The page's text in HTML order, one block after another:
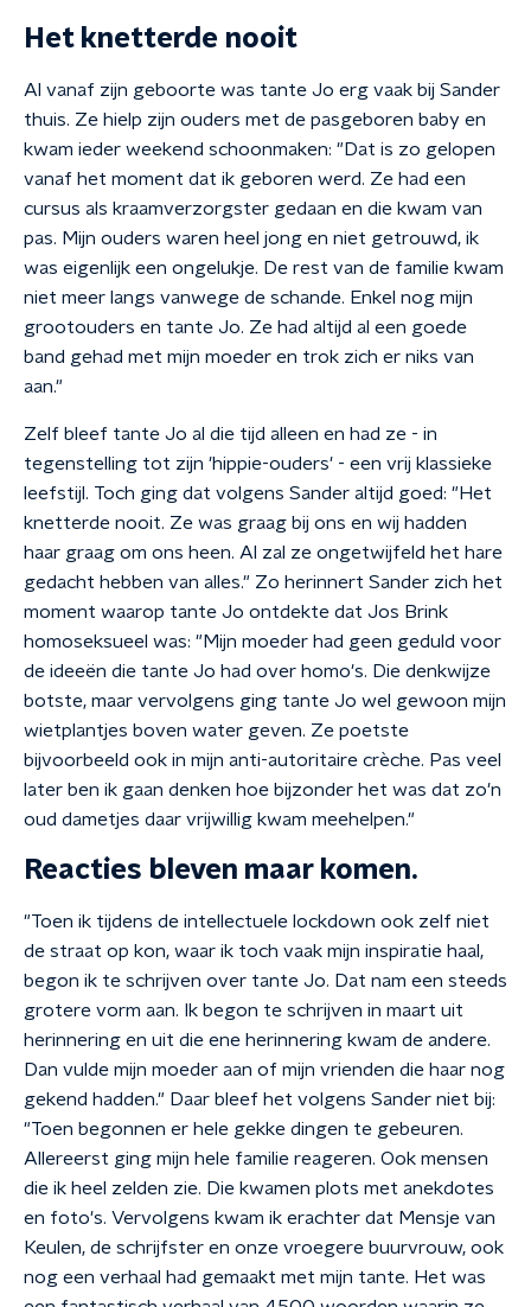
Het knetterde nooit
Al vanaf zijn geboorte was tante Jo erg vaak bij Sander
thuis. Ze hielp zijn ouders met de pasgeboren baby en
kwam ieder weekend schoonmaken: "Dat is zo gelopen
vanaf het moment dat ik geboren werd. Ze had een
cursus als kraamverzorgster gedaan en die kwam van
pas. Mijn ouders waren heel jong en niet getrouwd, ik
was eigenlijk een ongelukje. De rest van de familie kwam
niet meer langs vanwege de schande. Enkel nog mijn
grootouders en tante Jo. Ze had altijd al een goede
band gehad met mijn moeder en trok zich er niks van
aan."
Zelf bleef tante Jo al die tijd alleen en had ze - in
tegenstelling tot zijn 'hippie-ouders' - een vrij klassieke
leefstijl. Toch ging dat volgens Sander altijd goed: "Het
knetterde nooit. Ze was graag bij ons en wij hadden
haar graag om ons heen. Al zal ze ongetwijfeld het hare
gedacht hebben van alles." Zo herinnert Sander zich het
moment waarop tante Jo ontdekte dat Jos Brink
homoseksueel was: "Mijn moeder had geen geduld voor
de ideeën die tante Jo had over homo's. Die denkwijze
botste, maar vervolgens ging tante Jo wel gewoon mijn
wietplantjes boven water geven. Ze poetste
bijvoorbeeld ook in mijn anti-autoritaire crèche. Pas veel
later ben ik gaan denken hoe bijzonder het was dat zo'n
oud dametjes daar vrijwillig kwam meehelpen."
Reacties bleven maar komen.
"Toen ik tijdens de intellectuele lockdown ook zelf niet
de straat op kon, waar ik toch vaak mijn inspiratie haal,
begon ik te schrijven over tante Jo. Dat nam een steeds
grotere vorm aan. Ik begon te schrijven in maart uit
herinnering en uit die ene herinnering kwam de andere.
Dan vulde mijn moeder aan of mijn vrienden die haar nog
gekend hadden." Daar bleef het volgens Sander niet bij:
"Toen begonnen er hele gekke dingen te gebeuren.
Allereerst ging mijn hele familie reageren. Ook mensen
die ik heel zelden zie. Die kwamen plots met anekdotes
en foto's. Vervolgens kwam ik erachter dat Mensje van
Keulen, de schrijfster en onze vroegere buurvrouw, ook
nog een verhaal had gemaakt met mijn tante. Het was